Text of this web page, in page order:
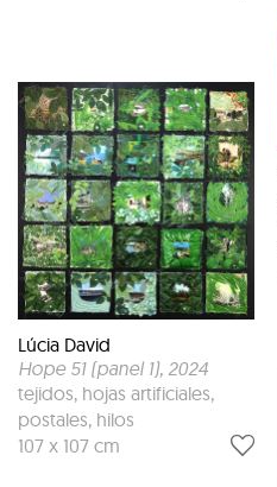
Lúcia David
Hope 51 (panel 1), 2024
tejidos, hojas artificiales,
postales, hilos
107 x 107 cm